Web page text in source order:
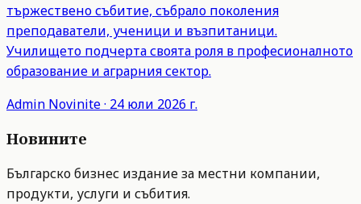
тържествено събитие, събрало поколения
преподаватели, ученици и възпитаници.
Училището подчерта своята роля в професионалното
образование и аграрния сектор.
Admin Novinite· 24 юли 2026 г.
Новините
Българско бизнес издание за местни компании,
продукти, услуги и събития.